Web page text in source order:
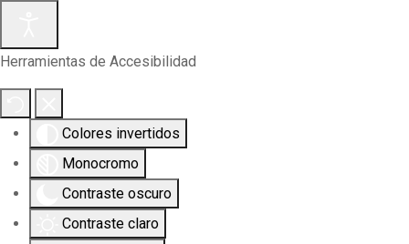
Herramientas de Accesibilidad
Colores invertidos
Monocromo
Contraste oscuro
Contraste claro